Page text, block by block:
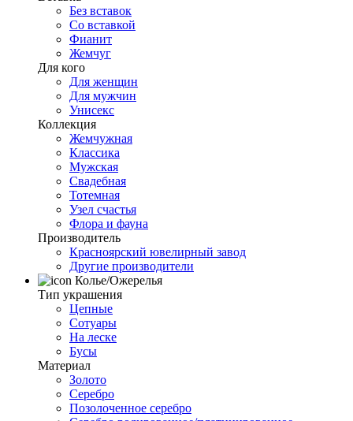
Без вставок
Со вставкой
Фианит
Жемчуг
Для кого
Для женщин
Для мужчин
Унисекс
Коллекция
Жемчужная
Классика
Мужская
Свадебная
Тотемная
Узел счастья
Флора и фауна
Производитель
Красноярский ювелирный завод
Другие производители
Колье/Ожерелья
Тип украшения
Цепные
Сотуары
На леске
Бусы
Материал
Золото
Серебро
Позолоченное серебро